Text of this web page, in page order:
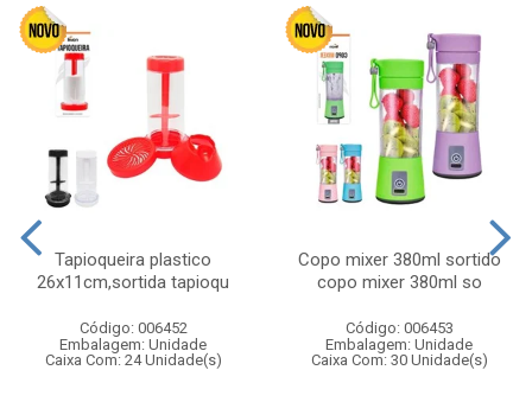
Tapioqueira plastico
26x11cm,sortida tapioqu
Código: 006452
Embalagem: Unidade
Caixa Com: 24 Unidade(s)
Copo mixer 380ml sortido
copo mixer 380ml so
Código: 006453
Embalagem: Unidade
Caixa Com: 30 Unidade(s)